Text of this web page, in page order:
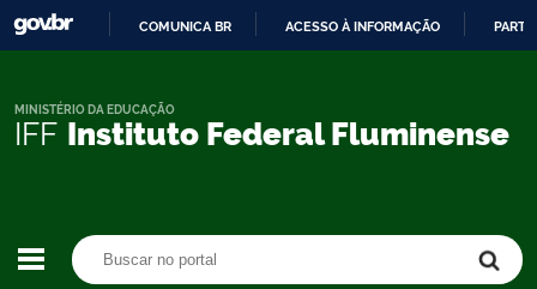
CONTEÚDO
COMUNICA BR ACESSO À INFORMAÇÃO
IFF Instituto Federal Fluminense
MINISTÉRIO DA EDUCAÇÃO